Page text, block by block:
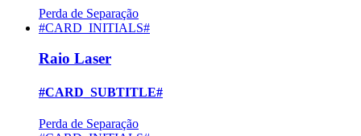
Perda de Separação
#CARD_INITIALS#
Raio Laser
#CARD_SUBTITLE#
Perda de Separação